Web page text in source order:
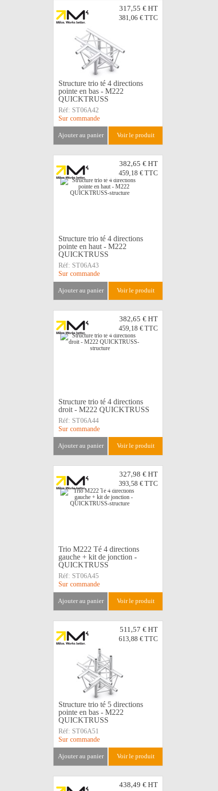
317,55 €HT
381,06 € TTC
Structure trio té 4 directions
pointe en bas - M222
QUICKTRUSS
Réf: ST06A42
Sur commande
ajouter au panier voir le produit
382,65 €HT
459,18 € TTC
Structure trio té 4 directions
pointe en haut - M222
QUICKTRUSS
Réf: ST06A43
Sur commande
ajouter au panier voir le produit
382,65 €HT
459,18 € TTC
Structure trio té 4 directions
droit - M222 QUICKTRUSS
Réf: ST06A44
Sur commande
ajouter au panier voir le produit
327,98 €HT
393,58 € TTC
Trio M222 Té 4 directions
gauche + kit de jonction -
QUICKTRUSS
Réf: ST06A45
Sur commande
ajouter au panier voir le produit
511,57 €HT
613,88 € TTC
Structure trio té 5 directions
pointe en bas - M222
QUICKTRUSS
Réf: ST06A51
Sur commande
ajouter au panier voir le produit
438,49 €HT